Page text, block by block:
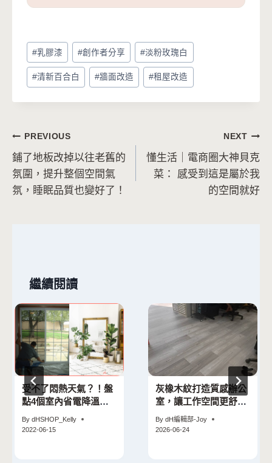
Post
Tags:
#乳膠漆 #創作者分享 #淡粉玫瑰白
#清新百合白 #牆面改造 #租屋改造
文
章
導
PREVIOUS
鋪了地板改掉以往老舊的
氛圍，提升整個空間氣
氛，睡眠品質也變好了！
NEXT
懂生活｜電商圈大神貝克
菜： 感受到這是屬於我
的空間就好
繼續閱讀
受不了悶熱天氣？！盤
點4個室內省電降溫妙
By dHSHOP_Kelly
2022-06-15
灰橡木紋打造質感辦公
室，讓工作空間更舒適
有層次
By dH編輯部-Joy
2026-06-24